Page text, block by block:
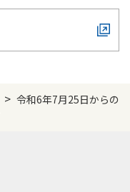
> 令和6年7月25日からの